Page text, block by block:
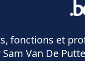
fonctions et
Van De